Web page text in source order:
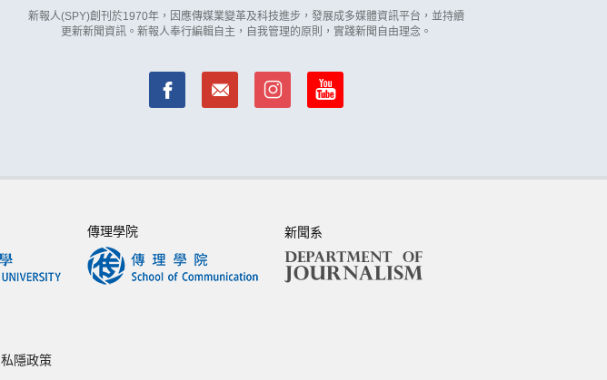
新報人(SPY)創刊於1970年，因應傳媒業變革及科技進步，發展成多媒體資訊平台，並持續
更新新聞資訊。新報人奉行編輯自主，自我管理的原則，實踐新聞自由理念。
傳理學院 新聞系
私隱政策